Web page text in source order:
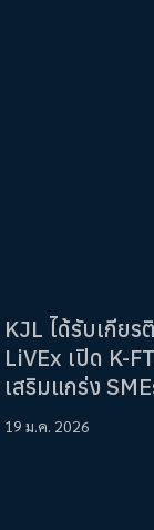
KJL ได้รับเกีย
LiVEx เปิด K-
เสริมแกร่ง
19 ม.ค. 2026